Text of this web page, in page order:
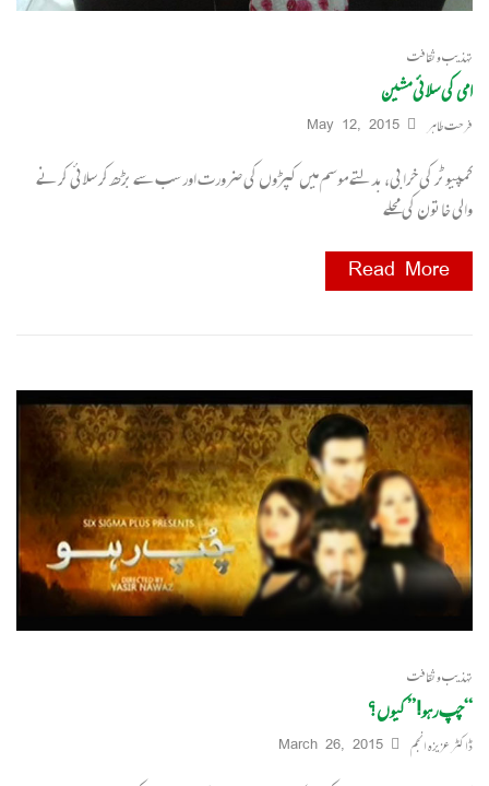
تہذیب و ثقافت
امی کی سلائی مشین
فرحت طاہر May 12, 2015
کمپیوٹر کی خرابی، بدلتے موسم میں کپڑوں کی ضرورت اور سب سے بڑھ کر سلائی کرنے
والی خاتون کی محلے
Read More
تہذیب و ثقافت
“چپ رہو!” کیوں؟
ڈاکٹر عزیزہ انجم March 26, 2015